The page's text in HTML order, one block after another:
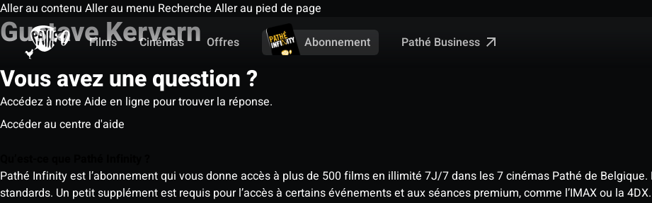
Aller au contenu Aller au menu Recherche Aller au pied de page
Films
Cinémas Offres Abonnement Pathé Business
Gustave Kervern
Vous avez une question ?
Accédez à notre Aide en ligne pour trouver la réponse.
Accéder au centre d'aide
Pathé Infinity est l’abonnement qui vous donne accès à plus de 500 films en illimité 7J/7 dans les 7 cinémas Pathé de
standards. Un petit supplément est requis pour l’accès à certains événements et aux séances premium, comme l’IMAX ou la 4DX.